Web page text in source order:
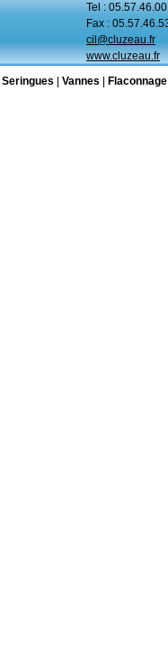
Tel :
Fax :
cil@cluzeau.fr
www.cluzeau.fr
Seringues Vannes Flaconnage